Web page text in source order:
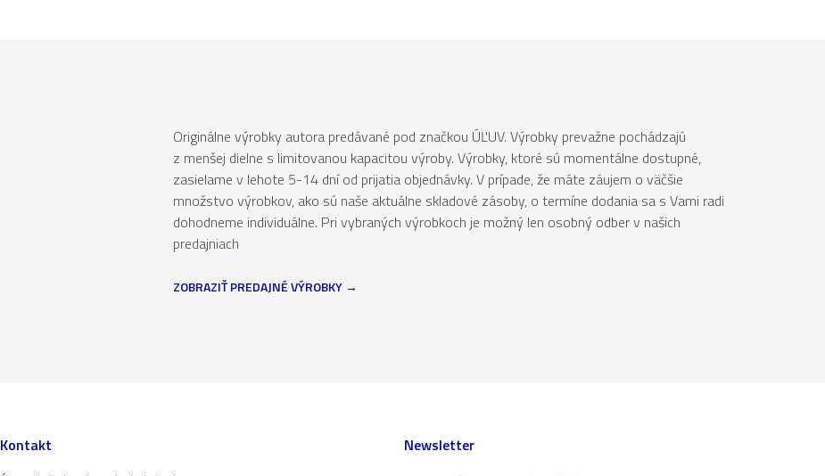
Originálne výrobky autora predávané pod značkou ÚĽUV. Výrobky prevažne pochádzajú
z menšej dielne s limitovanou kapacitou výroby. Výrobky, ktoré sú momentálne dostupné,
zasielame v lehote 5-14 dní od prijatia objednávky. V prípade, že máte záujem o väčšie
množstvo výrobkov, ako sú naše aktuálne skladové zásoby, o termíne dodania sa s Vami radi
dohodneme individuálne. Pri vybraných výrobkoch je možný len osobný odber v našich
predajniach
ZOBRAZIŤ PREDAJNÉ VÝROBKY
Kontakt Newsletter